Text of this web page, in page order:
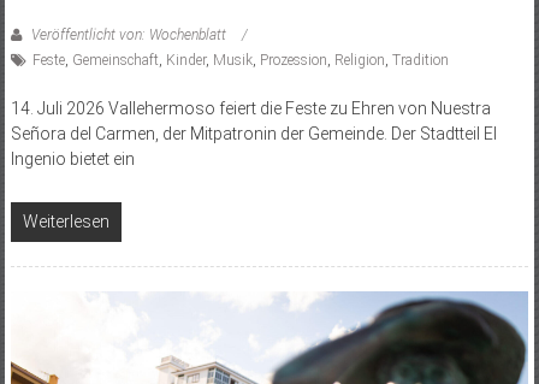
Veröffentlicht von: Wochenblatt
Feste, Gemeinschaft, Kinder, Musik, Prozession, Religion, Tradition
14. Juli 2026 Vallehermoso feiert die Feste zu Ehren von Nuestra
Señora del Carmen, der Mitpatronin der Gemeinde. Der Stadtteil El
Ingenio bietet ein
Weiterlesen